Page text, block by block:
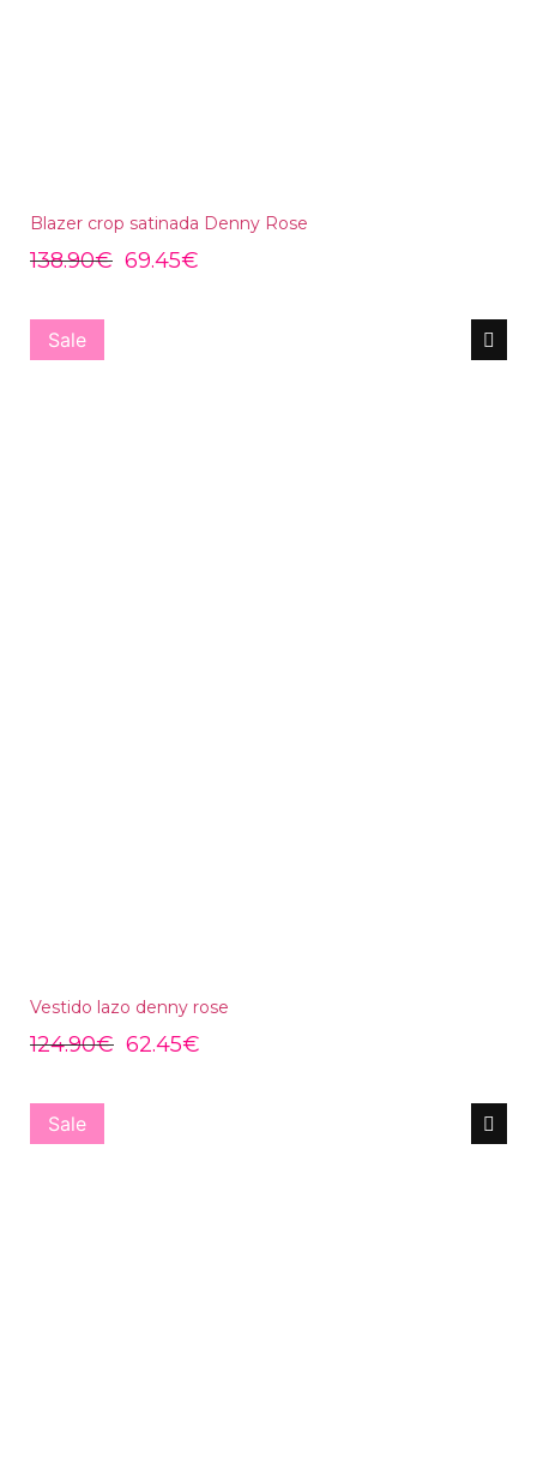
Blazer crop satinada Denny Rose
138.90€ 69.45€
Sale
Vestido lazo denny rose
124.90€ 62.45€
Sale